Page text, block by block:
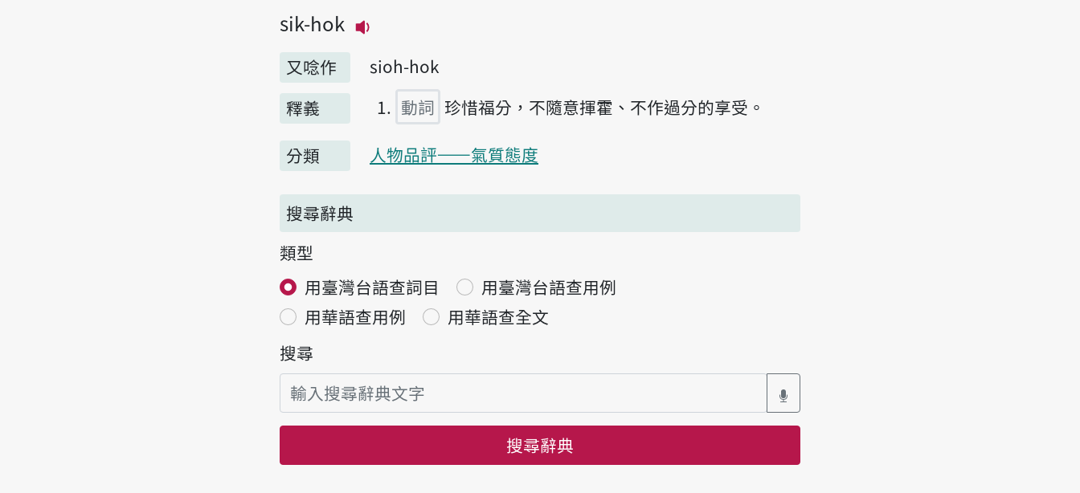
sik-hok
又唸作
sioh-hok
釋義
動詞 珍惜福分，不隨意揮霍、不作過分的享受。
分類 人物品評——氣質態度
搜尋辭典
類型
用臺灣台語查詞目
用臺灣台語查用例
用華語查用例
用華語查全文
搜尋
搜尋辭典